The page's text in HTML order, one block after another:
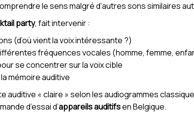
le sens malgré d’autres sons similaires
party, fait intervenir :
(d’où vient la voix intéressante ?)
fréquences vocales (homme, femme,
se concentrer sur la voix cible
mémoire auditive
auditive « claire » selon les audiogrammes
d’essai d’appareils auditifsen Belgique.